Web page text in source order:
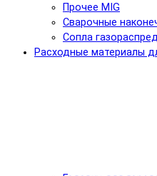
Прочее MIG
Сварочные
Сопла
Расходные материалы